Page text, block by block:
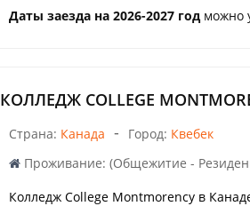
Даты заезда на 2026-2027 год можно
КОЛЛЕДЖ COLLEGE
Страна: Канада - Город: Квебек
Проживание: (Общежитие -
Колледж College Montmorency в